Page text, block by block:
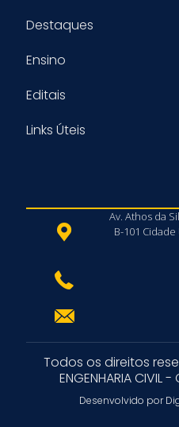
Destaques
Ensino
Editais
Links Úteis
Av. Athos da
B-101 Cidade
Todos os direitos
ENGENHARIA CIVIL
Desenvolvido por